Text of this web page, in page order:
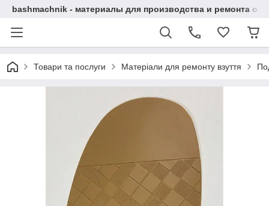
bashmachnik - материалы для производства и ремонта
Товари та послуги Матеріали для ремонту взуття